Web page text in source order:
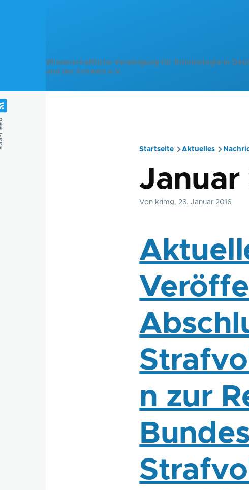
Wissenschaftliche Vereinigung für Kriminologie in
und der Schweiz e.V.
Startseite Aktuelles
Januar
Von krimg, 28. Januar 2016
n zur